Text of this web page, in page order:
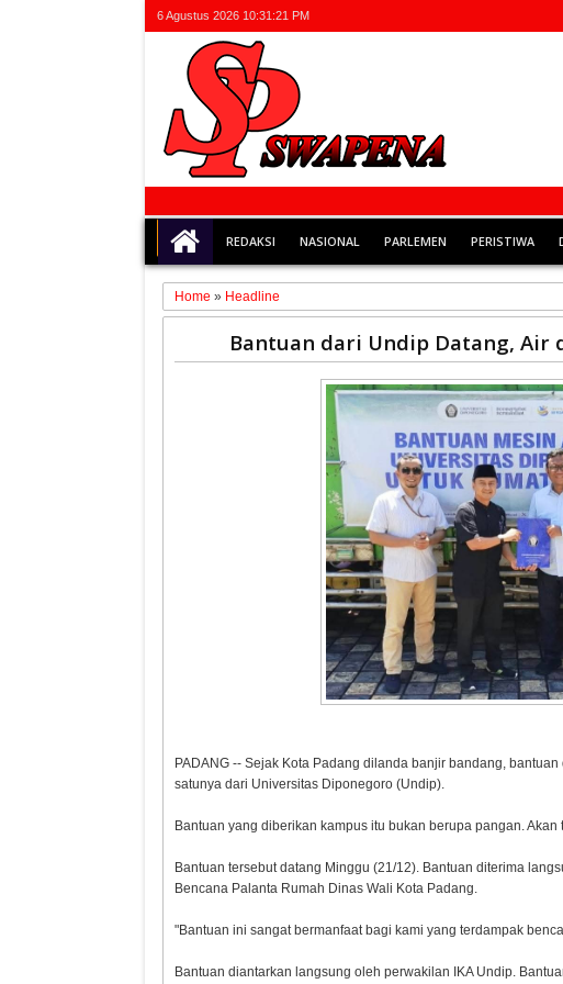
6 Agustus 2026 10:31:22 PM
REDAKSI NASIONAL PARLEMEN PERISTIWA
Home » Headline
Bantuan dari Undip Datang, Air
PADANG -- Sejak Kota Padang dilanda banjir bandang,
satunya dari Universitas Diponegoro (Undip).
Bantuan yang diberikan kampus itu bukan berupa pangan. Akan
Bantuan tersebut datang Minggu (21/12). Bantuan diterima
Bencana Palanta Rumah Dinas Wali Kota Padang.
"Bantuan ini sangat bermanfaat bagi kami yang terdampak
Bantuan diantarkan langsung oleh perwakilan IKA Undip.